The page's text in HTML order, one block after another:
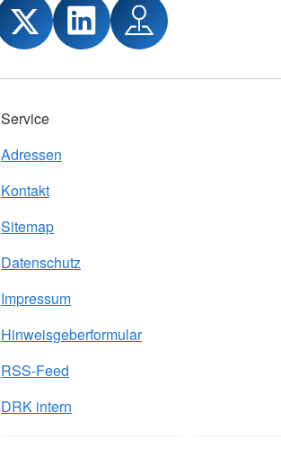
Service
Adressen
Kontakt
Sitemap
Datenschutz
Impressum
Hinweisgeberformular
RSS-Feed
DRK intern